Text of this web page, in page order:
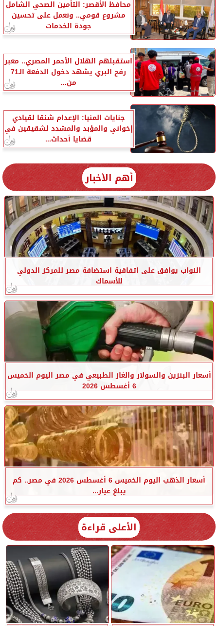
محافظ الأقصر: التأمين الصحي الشامل
مشروع قومي.. ونعمل على تحسين
جودة الخدمات
استقبلهم الهلال الأحمر المصري.. معبر
رفح البري يشهد دخول الدفعة الـ71
من...
جنايات المنيا: الإعدام شنقا لقيادي
إخواني والمؤبد والمشدد لشقيقين في
قضايا أحداث...
أهم الأخبار
النواب يوافق على اتفاقية استضافة مصر للمركز الدولي
للأسماك
أسعار البنزين والسولار والغاز الطبيعي في مصر اليوم الخميس
6 أغسطس 2026
أسعار الذهب اليوم الخميس 6 أغسطس 2026 في مصر.. كم
يبلغ عيار...
الأعلى قراءة